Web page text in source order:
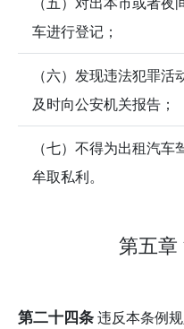
车进行登记；
（六）发现违法犯罪
及时向公安机关报告；
（七）不得为出租汽
牟取私利。
第五章
第二十四条违反本条例